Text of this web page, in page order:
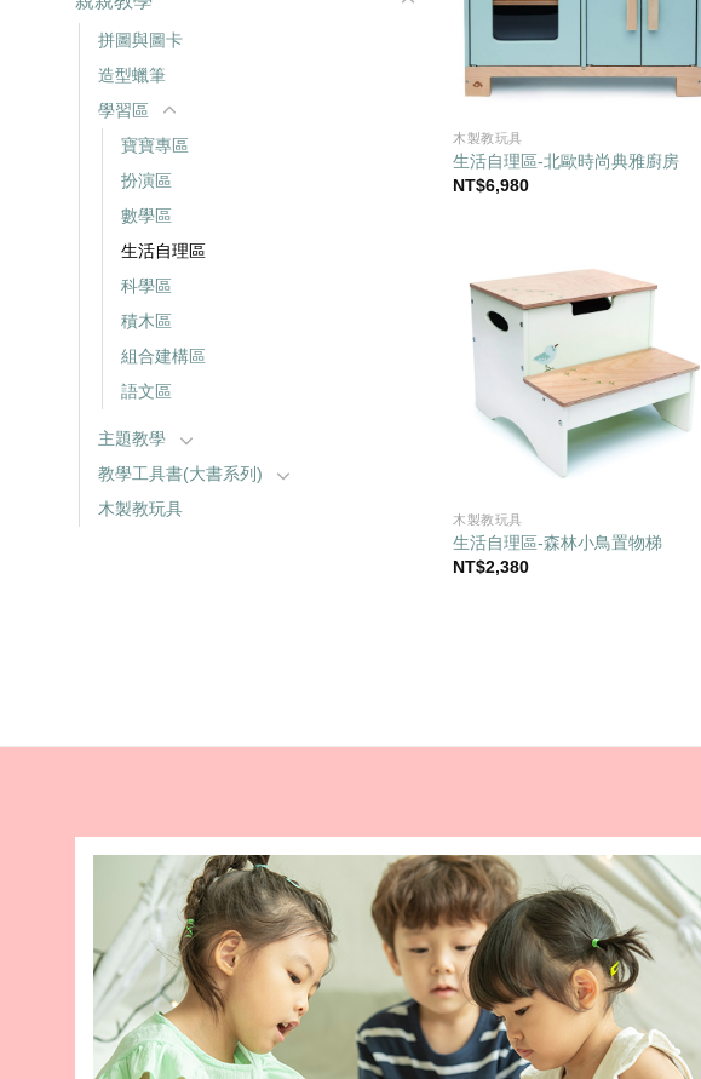
拼圖與圖卡
造型蠟筆
學習區
寶寶專區
扮演區
數學區
生活自理區
科學區
積木區
組合建構區
語文區
主題教學
教學工具書(大書系列)
木製教玩具
木製教玩具
生活自理區-北歐時尚典雅廚房
NT$6,980
木製教玩具
生活自理區-森林小鳥置物梯
NT$2,380